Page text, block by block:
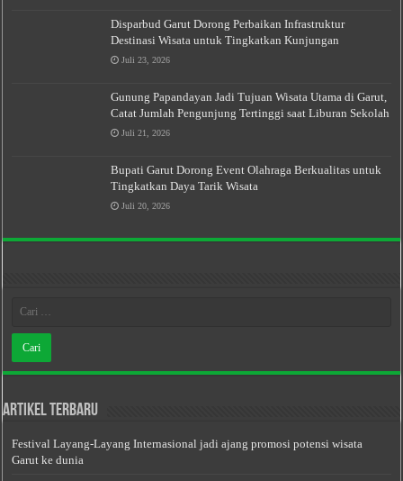
Disparbud Garut Dorong Perbaikan Infrastruktur
Destinasi Wisata untuk Tingkatkan Kunjungan
Juli 23, 2026
Gunung Papandayan Jadi Tujuan Wisata Utama di Garut,
Catat Jumlah Pengunjung Tertinggi saat Liburan Sekolah
Juli 21, 2026
Bupati Garut Dorong Event Olahraga Berkualitas untuk
Tingkatkan Daya Tarik Wisata
Juli 20, 2026
Artikel Terbaru
Festival Layang-Layang Internasional jadi ajang promosi potensi wisata
Garut ke dunia